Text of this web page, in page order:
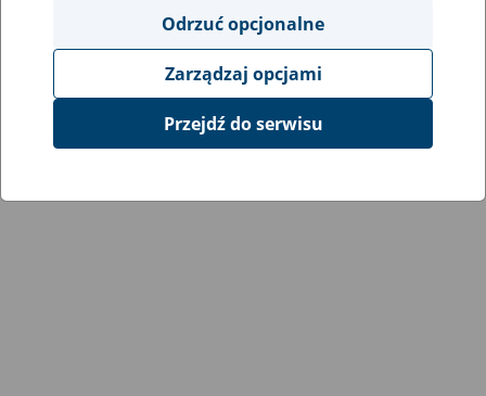
Odrzuć opcjonalne
Zarządzaj opcjami
Przejdź do serwisu